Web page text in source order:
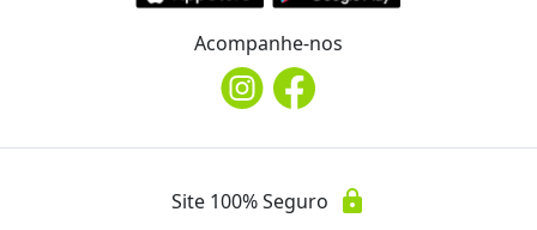
Acompanhe-nos
Site 100% Seguro lock